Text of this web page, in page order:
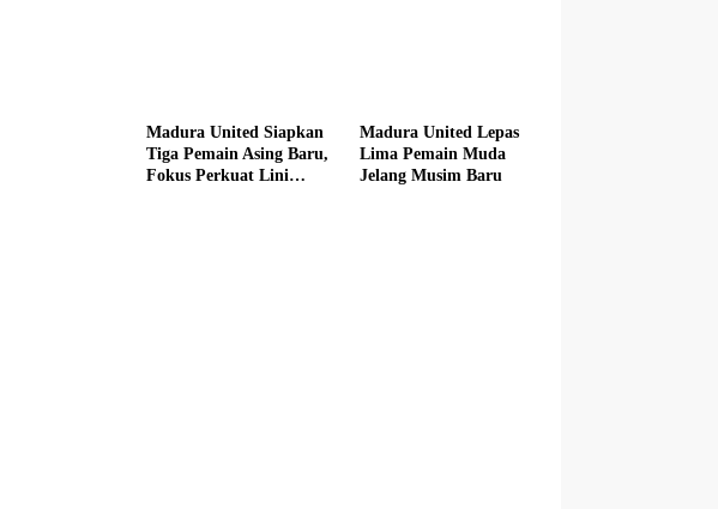
Madura United Siapkan
Tiga Pemain Asing Baru,
Fokus Perkuat Lini
Madura United Lepas
Lima Pemain Muda
Jelang Musim Baru